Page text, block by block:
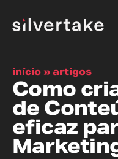
início » artigos
Como
de
eficaz